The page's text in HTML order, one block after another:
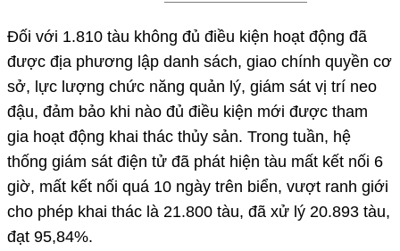
Đối với 1.810 tàu không đủ điều kiện hoạt động đã
được địa phương lập danh sách, giao chính quyền cơ
sở, lực lượng chức năng quản lý, giám sát vị trí neo
đậu, đảm bảo khi nào đủ điều kiện mới được tham
gia hoạt động khai thác thủy sản. Trong tuần, hệ
thống giám sát điện tử đã phát hiện tàu mất kết nối 6
giờ, mất kết nối quá 10 ngày trên biển, vượt ranh giới
cho phép khai thác là 21.800 tàu, đã xử lý 20.893 tàu,
đạt 95,84%.